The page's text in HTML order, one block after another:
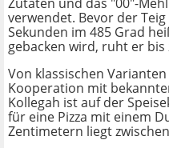
verwendet. Bevor der
Sekunden im 485 Grad
gebacken wird, ruht er bis
Von klassischen
Kooperation mit
Kollegah ist auf der
für eine Pizza mit einem
Zentimetern liegt